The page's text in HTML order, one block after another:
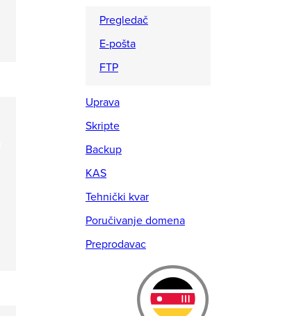
Pregledač
E-pošta
FTP
Uprava
Skripte
Backup
KAS
Tehnički kvar
Poručivanje domena
Preprodavac